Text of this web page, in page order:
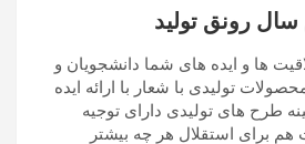
رونق تولید
ها و ایده های شما دانشجویان و
تولیدی با شعار با ارائه ایده
طرح های تولیدی دارای توجیه
برای استقلال هر چه بیشتر